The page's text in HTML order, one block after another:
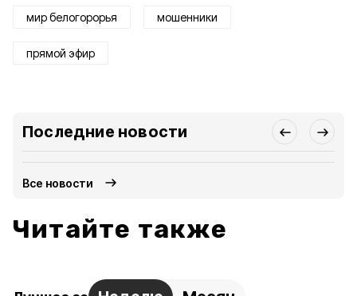
мир белогорорья мошенники
прямой эфир
Последние новости
Все новости
Читайте также